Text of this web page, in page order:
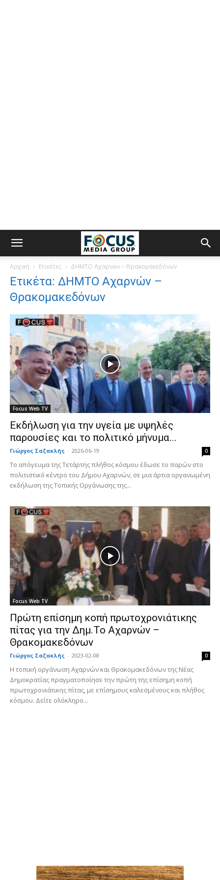
Αρχική Ετικέτες ΔΗΜΤΟ Αχαρνών – Θρακομακεδόνων
Ετικέτα: ΔΗΜΤΟ Αχαρνών –
Θρακομακεδόνων
Focus Web TV
Εκδήλωση για την υγεία με υψηλές
παρουσίες και το πολιτικό μήνυμα...
Γιώργος Σαζακλής - 2026-06-19 0
Το απόγευμα της Τετάρτης πλήθος κόσμου έδωσε το παρών στο
πολιτιστικό κέντρο του Δήμου Αχαρνών, σε μια άρτια οργανωμένη
εκδήλωση της Τοπικής Οργάνωσης της...
Focus Web TV
Πρώτη επίσημη κοπή πρωτοχρονιάτικης
πίτας για την Δημ.Το Αχαρνών –
Θρακομακεδόνων
Γιώργος Σαζακλής - 2023-02-08 0
Η τοπική οργάνωση Αχαρνών και Θρακομακεδόνων της Νέας
Δημοκρατίας πραγματοποίησε την πρώτη της επίσημη κοπή
πρωτοχρονιάτικης πίτας, με επίσημους καλεσμένους και πλήθος
κόσμου. Δείτε ολόκληρο...